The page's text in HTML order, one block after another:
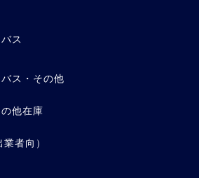
ス
ス・その他
他在庫
者向）